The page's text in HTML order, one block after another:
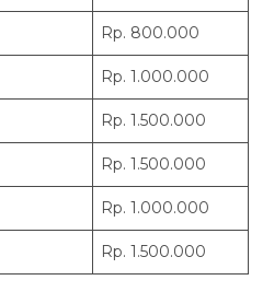
Rp. 800.000
Rp. 1.000.000
Rp. 1.500.000
Rp. 1.500.000
Rp. 1.000.000
Rp. 1.500.000